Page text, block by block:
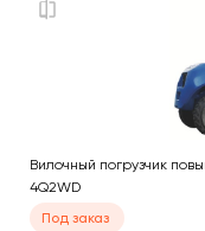
Вилочный погрузчик
4Q2WD
Под заказ